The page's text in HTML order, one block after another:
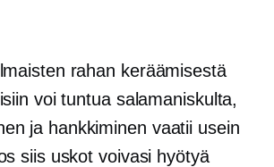
rahan keräämisestä
voi tuntua salamaniskulta,
ja hankkiminen vaatii usein
siis uskot voivasi hyötyä